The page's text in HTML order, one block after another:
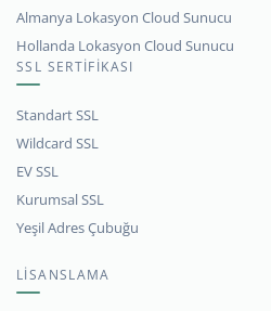
Almanya Lokasyon Cloud Sunucu
Hollanda Lokasyon Cloud Sunucu
SSL SERTİFİKASI
Standart SSL
Wildcard SSL
EV SSL
Kurumsal SSL
Yeşil Adres Çubuğu
LİSANSLAMA